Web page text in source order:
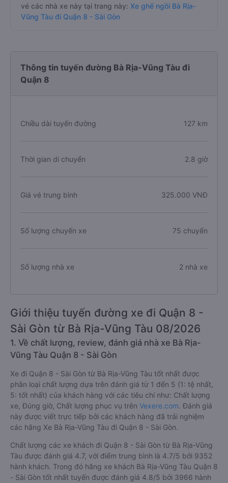
vé các nhà xe này tại trang này: Xe ghế ngồi Bà Rịa-
Vũng Tàu đi Quận 8 - Sài Gòn
Thông tin tuyến đường Bà Rịa-Vũng Tàu đi
Quận 8
Chiều dài tuyến đường 127 km
Thời gian di chuyển 2.8 giờ
Giá vé trung bình 325.000 VNĐ
Số lượng chuyến xe 75 chuyến
Số lượng nhà xe 2 nhà xe
Giới thiệu tuyến đường xe đi Quận 8 -
Sài Gòn từ Bà Rịa-Vũng Tàu 08/2026
1. Về chất lượng, review, đánh giá nhà xe Bà Rịa-
Vũng Tàu Quận 8 - Sài Gòn
Xe đi Quận 8 - Sài Gòn từ Bà Rịa-Vũng Tàu tốt nhất được
phân loại chất lượng dựa trên đánh giá từ 1 đến 5 (1: tệ nhất,
5: tốt nhất) của khách hàng với các tiêu chí như: Chất lượng
xe, Đúng giờ, Chất lượng phục vụ trên Vexere.com. Đánh giá
này được viết trực tiếp bởi các khách hàng đã trải nghiệm
các hãng Xe Bà Rịa-Vũng Tàu đi Quận 8 - Sài Gòn.
Chất lượng các xe khách đi Quận 8 - Sài Gòn từ Bà Rịa-Vũng
Tàu được đánh giá 4.7, với điểm trung bình là 4.7/5 bởi 9352
hành khách. Trong đó hãng xe khách Bà Rịa-Vũng Tàu Quận 8
- Sài Gòn tốt nhất tuyến được đánh giá 4.8/5 bởi 3966 hành